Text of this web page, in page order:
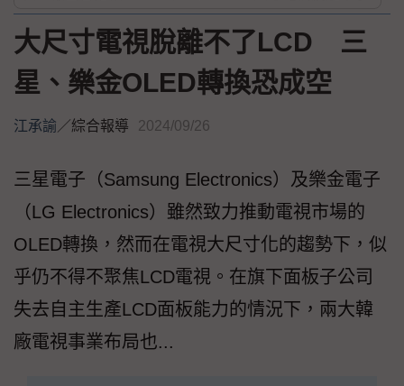
大尺寸電視脫離不了LCD 三
星、樂金OLED轉換恐成空
江承諭／綜合報導 2024/09/26
三星電子（Samsung Electronics）及樂金電子
（LG Electronics）雖然致力推動電視市場的
OLED轉換，然而在電視大尺寸化的趨勢下，似
乎仍不得不聚焦LCD電視。在旗下面板子公司
失去自主生產LCD面板能力的情況下，兩大韓
廠電視事業布局也...